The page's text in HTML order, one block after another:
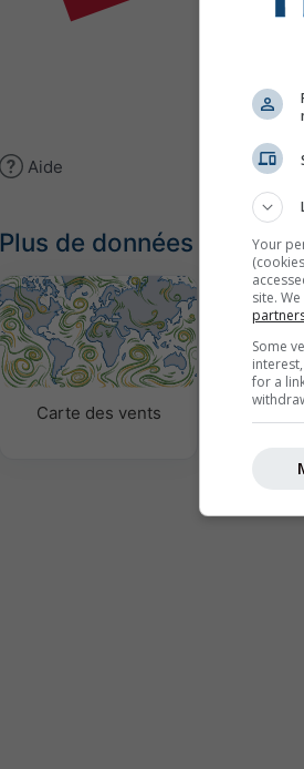
Aide
Plus de données météo
Carte des vents
Your
site.
Some
for a